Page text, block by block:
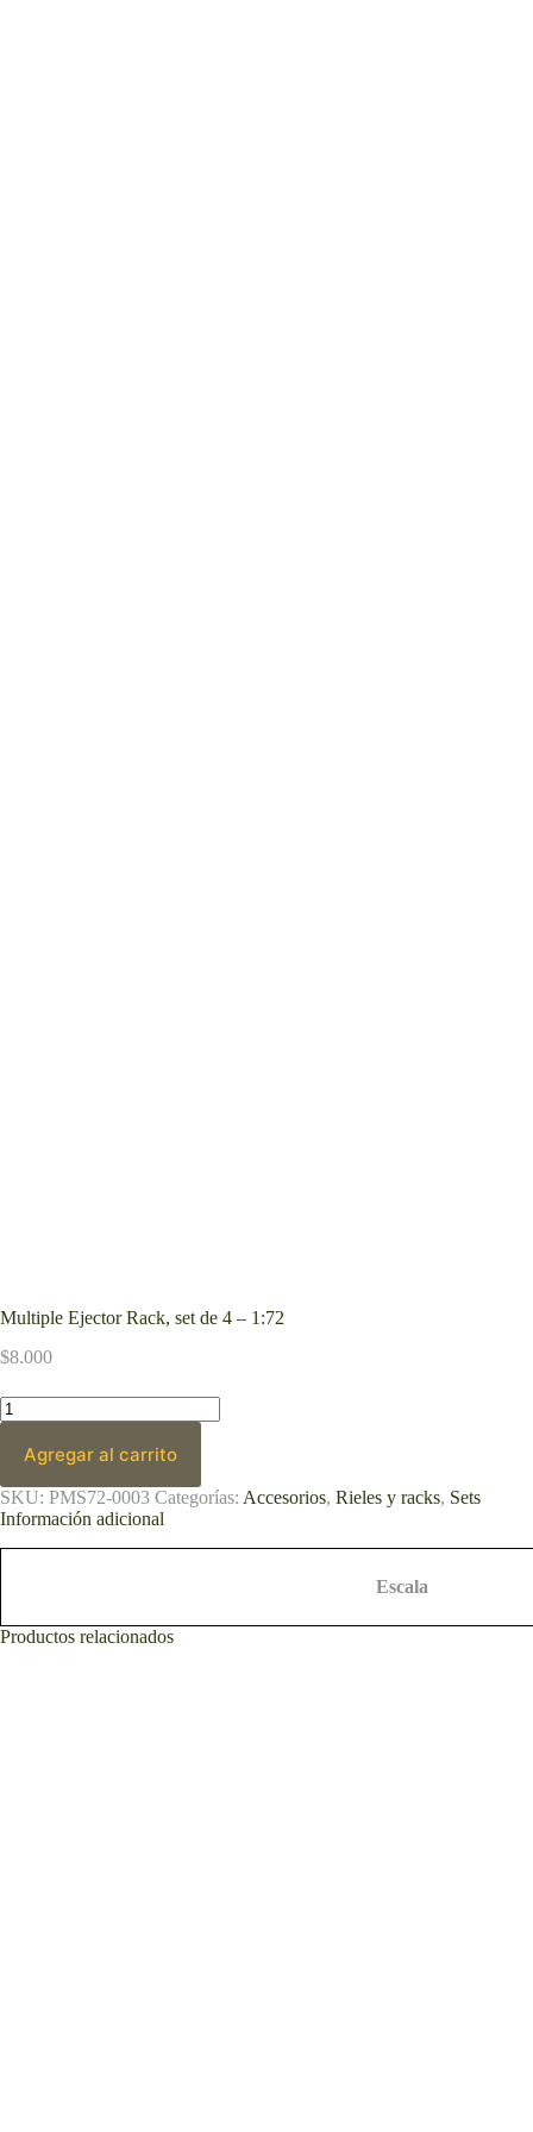
Multiple Ejector Rack, set de 4 – 1:72
$8.000
Multiple
Ejector
Rack,
de
4
-
1:72
Agregar al carrito
SKU: PMS72-0003 Categorías: Accesorios, Rieles y racks, Sets
Información adicional
Escala
Productos relacionados